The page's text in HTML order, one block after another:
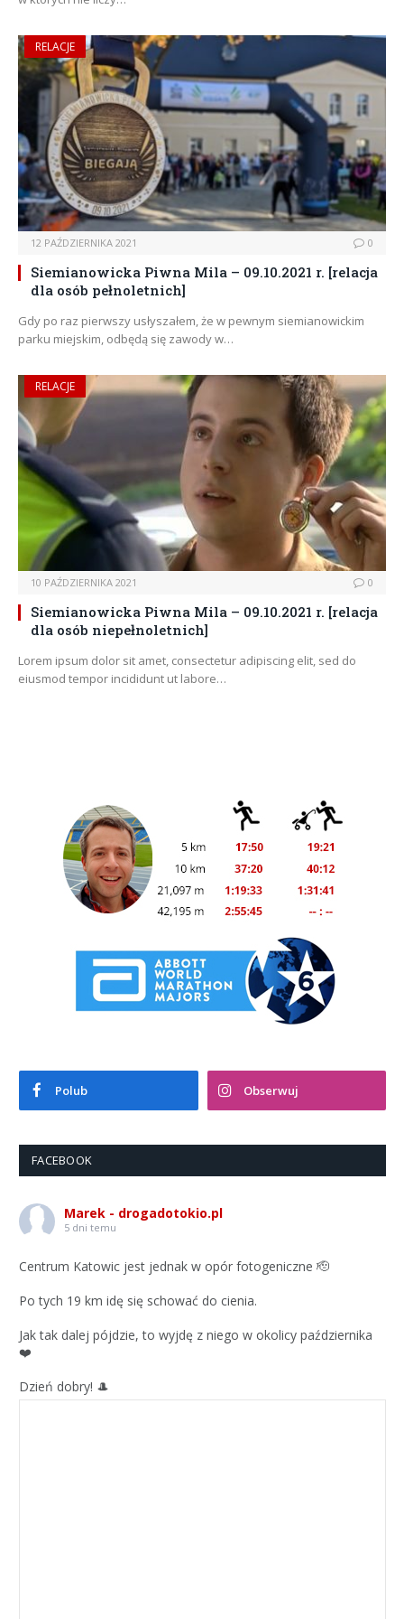
RELACJE
12 PAŹDZIERNIKA 2021 0
Siemianowicka Piwna Mila – 09.10.2021 r. [relacja
dla osób pełnoletnich]
Gdy po raz pierwszy usłyszałem, że w pewnym siemianowickim
parku miejskim, odbędą się zawody w…
RELACJE
10 PAŹDZIERNIKA 2021 0
Siemianowicka Piwna Mila – 09.10.2021 r. [relacja
dla osób niepełnoletnich]
Lorem ipsum dolor sit amet, consectetur adipiscing elit, sed do
eiusmod tempor incididunt ut labore…
Polub Obserwuj
FACEBOOK
Marek - drogadotokio.pl
5 dni temu
Centrum Katowic jest jednak w opór fotogeniczne 🫡
Po tych 19 km idę się schować do cienia.
Jak tak dalej pójdzie, to wyjdę z niego w okolicy października
❤️
Dzień dobry! 🎩